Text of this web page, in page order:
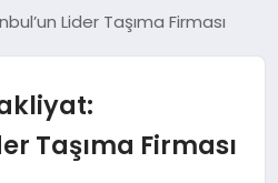
Lider Taşıma Firması
Taşıma Firması